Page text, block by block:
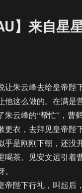
】来自星
朱云峰去给皇帝陛
他这么做的。在满是
朱云峰的“帮忙”，曹
更衣，去拜见皇帝陛下
是刚刚下朝，还没开
喝茶。见安文远引着
陛下行礼，叫起后